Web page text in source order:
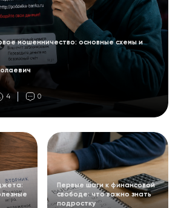
мошенничество: основные схемы и
4 0
Первые шаги к финансовой
свободе: что важно знать
подростку